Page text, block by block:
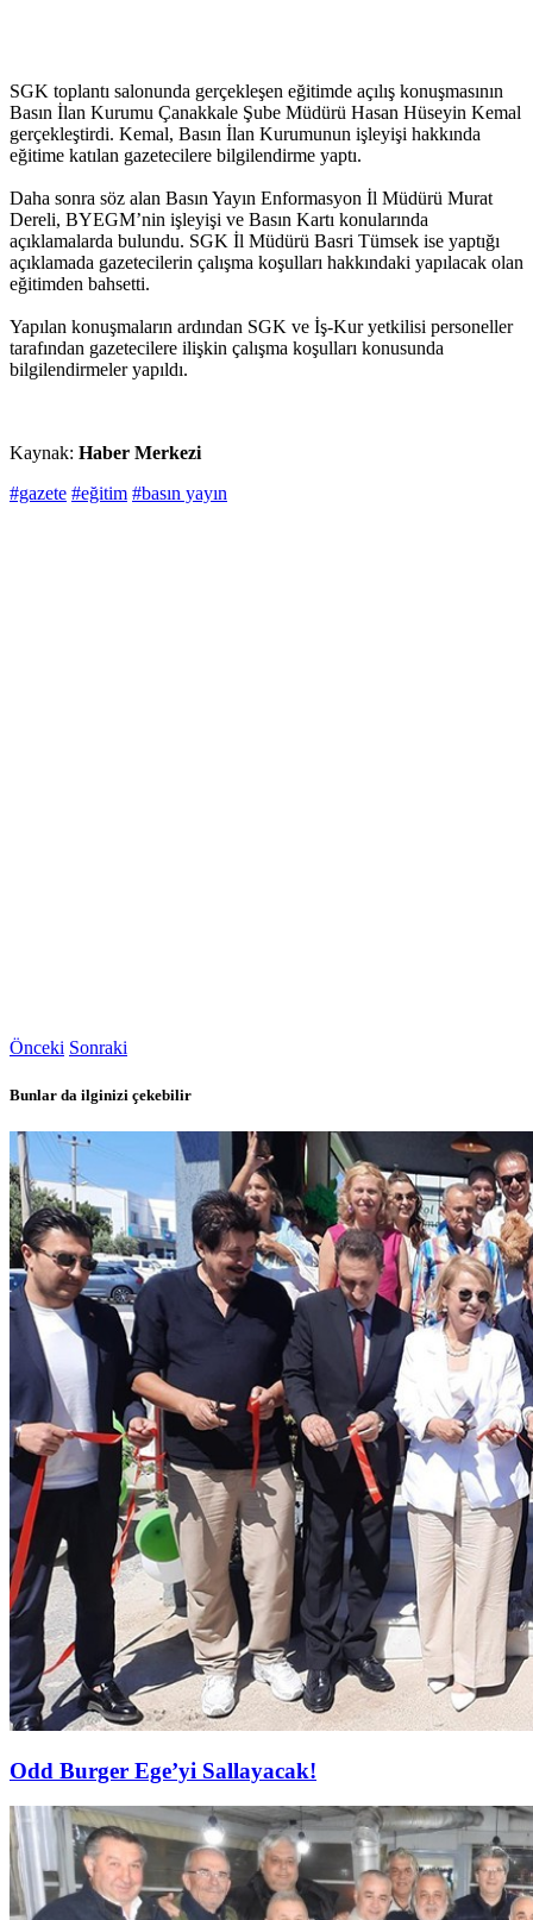
SGK toplantı salonunda gerçekleşen eğitimde açılış konuşmasının
Basın İlan Kurumu Çanakkale Şube Müdürü Hasan Hüseyin Kemal
gerçekleştirdi. Kemal, Basın İlan Kurumunun işleyişi hakkında
eğitime katılan gazetecilere bilgilendirme yaptı.
Daha sonra söz alan Basın Yayın Enformasyon İl Müdürü Murat
Dereli, BYEGM’nin işleyişi ve Basın Kartı konularında
açıklamalarda bulundu. SGK İl Müdürü Basri Tümsek ise yaptığı
açıklamada gazetecilerin çalışma koşulları hakkındaki yapılacak olan
eğitimden bahsetti.
Yapılan konuşmaların ardından SGK ve İş-Kur yetkilisi personeller
tarafından gazetecilere ilişkin çalışma koşulları konusunda
bilgilendirmeler yapıldı.
Kaynak: Haber Merkezi
#gazete #eğitim #basın yayın
Önceki Sonraki
Bunlar da ilginizi çekebilir
Odd Burger Ege’yi Sallayacak!